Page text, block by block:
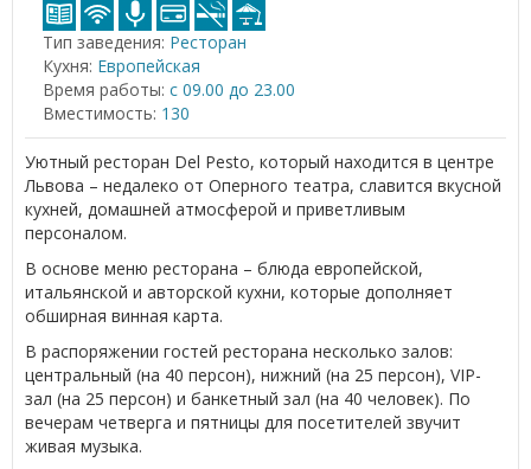
Тип заведения: Ресторан
Кухня: Европейская
Время работы: с 09.00 до 23.00
Вместимость: 130
Уютный ресторан Del Pesto, который находится в центре
Львова – недалеко от Оперного театра, славится вкусной
кухней, домашней атмосферой и приветливым
персоналом.
В основе меню ресторана – блюда европейской,
итальянской и авторской кухни, которые дополняет
обширная винная карта.
В распоряжении гостей ресторана несколько залов:
центральный (на 40 персон), нижний (на 25 персон), VIP-
зал (на 25 персон) и банкетный зал (на 40 человек). По
вечерам четверга и пятницы для посетителей звучит
живая музыка.